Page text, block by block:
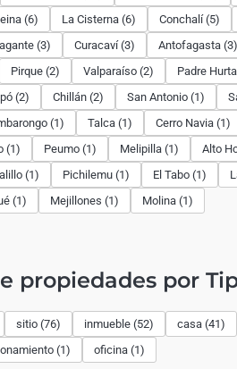
(6) La Cisterna (6) Conchalí (5)
(3) Curacaví (3) Antofagasta (3)
Pirque (2) Valparaíso (2) Padre
(2) Chillán (2) San Antonio (1)
(1) Talca (1) Cerro Navia (1)
(1) Peumo (1) Melipilla (1) Alto
(1) Pichilemu (1) El Tabo (1)
(1) Mejillones (1) Molina (1)
propiedades por
sitio (76) inmueble (52) casa (41)
(1) oficina (1)